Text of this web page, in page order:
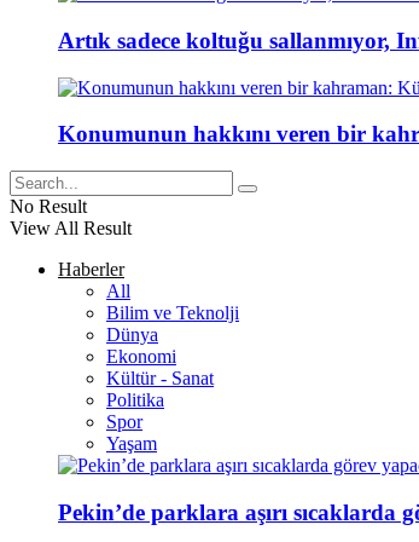
Artık sadece koltuğu sallanmıyor,
Konumunun hakkını veren bir
No Result
View All Result
Haberler
All
Bilim ve Teknolji
Dünya
Ekonomi
Kültür - Sanat
Politika
Spor
Yaşam
Pekin’de parklara aşırı